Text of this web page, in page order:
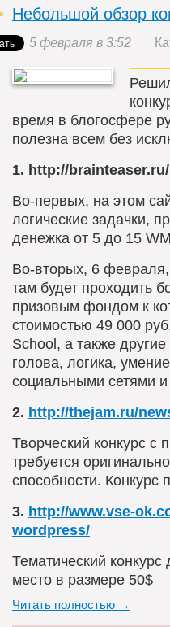
Небольшой обзор
5 февраля в 3:52
время в блогосфере
полезна всем без
1. http://brainteaser.ru/
Во-первых, на этом
логические задачки,
денежка от 5 до 15
Во-вторых, 6
там будет проходить
призовым фондом к
стоимостью 49 000
School, а также
голова, логика,
социальными сетями
2. http://thejam.ru/
Творческий конкурс
требуется
способности. Конкурс
3. http://www.vse-
wordpress/
Тематический
место в размере 50$
Читать полностью →